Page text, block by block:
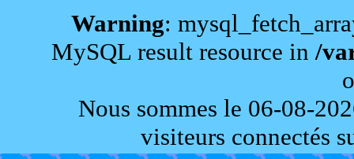
Warning:
MySQL result resource in /
Nous sommes le 06-08-
visiteurs connectés